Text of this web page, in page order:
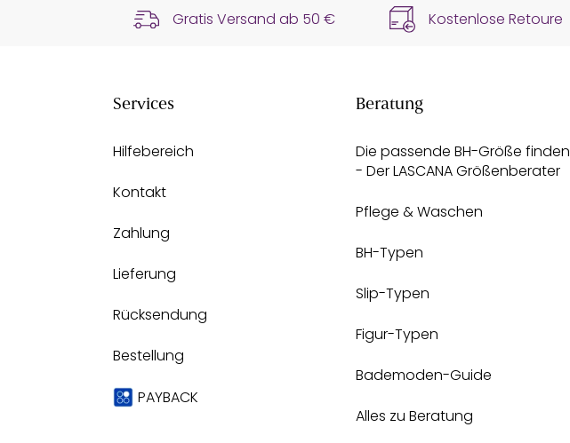
Gratis Versand ab 50 € Kostenlose Retoure
Services
Hilfebereich
Kontakt
Zahlung
Lieferung
Rücksendung
Bestellung
PAYBACK
Beratung
Die passende BH-Größe finden
- Der LASCANA Größenberater
Pflege & Waschen
BH-Typen
Slip-Typen
Figur-Typen
Bademoden-Guide
Alles zu Beratung